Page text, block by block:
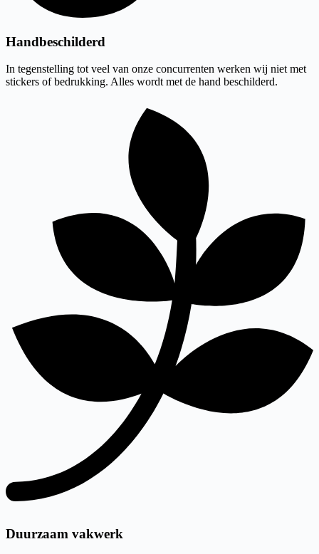
Handbeschilderd
In tegenstelling tot veel van onze concurrenten werken wij niet met
stickers of bedrukking. Alles wordt met de hand beschilderd.
Duurzaam vakwerk